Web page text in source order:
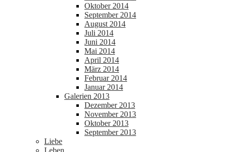
Oktober 2014
September 2014
August 2014
Juli 2014
Juni 2014
Mai 2014
April 2014
März 2014
Februar 2014
Januar 2014
Galerien 2013
Dezember 2013
November 2013
Oktober 2013
September 2013
Liebe
Leben